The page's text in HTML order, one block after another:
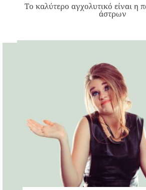
Το καλύτερο αγχολυτικό είναι η
άστρων